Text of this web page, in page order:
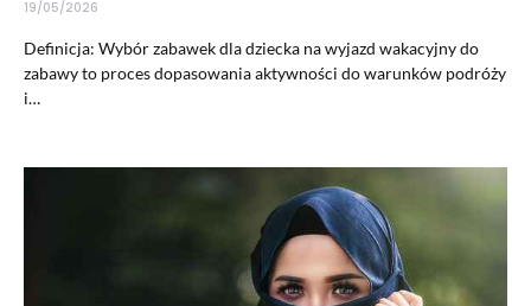
19/05/2026
Definicja: Wybór zabawek dla dziecka na wyjazd wakacyjny do
zabawy to proces dopasowania aktywności do warunków podróży
i…